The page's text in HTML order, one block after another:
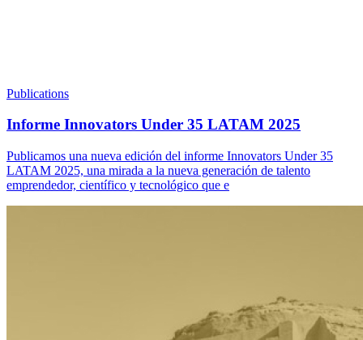
Publications
Informe Innovators Under 35 LATAM 2025
Publicamos una nueva edición del informe Innovators Under 35
LATAM 2025, una mirada a la nueva generación de talento
emprendedor, científico y tecnológico que e